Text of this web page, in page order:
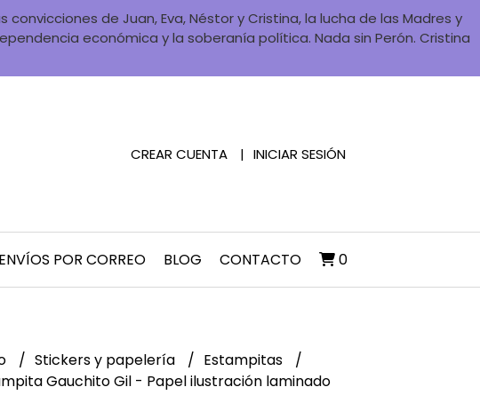
de Juan, Eva, Néstor y Cristina, la lucha de las Madres y
económica y la soberanía política. Nada sin Perón. Cristina
CREAR CUENTA INICIAR SESIÓN
ENVÍOS POR CORREO BLOG CONTACTO 0
Stickers y papelería
Estampitas
Gauchito Gil - Papel ilustración laminado